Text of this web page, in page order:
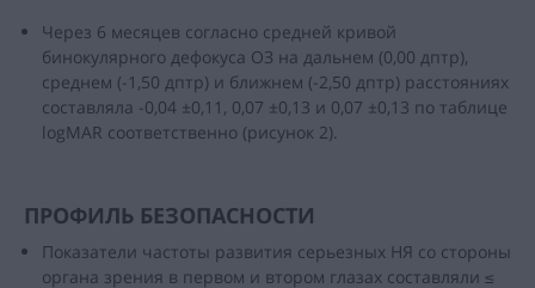
Через 6 месяцев согласно средней кривой
бинокулярного дефокуса ОЗ на дальнем (0,00 дптр),
среднем (-1,50 дптр) и ближнем (-2,50 дптр) расстояниях
составляла -0,04 ±0,11, 0,07 ±0,13 и 0,07 ±0,13 по таблице
logMAR соответственно (рисунок 2).
ПРОФИЛЬ БЕЗОПАСНОСТИ
Показатели частоты развития серьезных НЯ со стороны
органа зрения в первом и втором глазах составляли ≤